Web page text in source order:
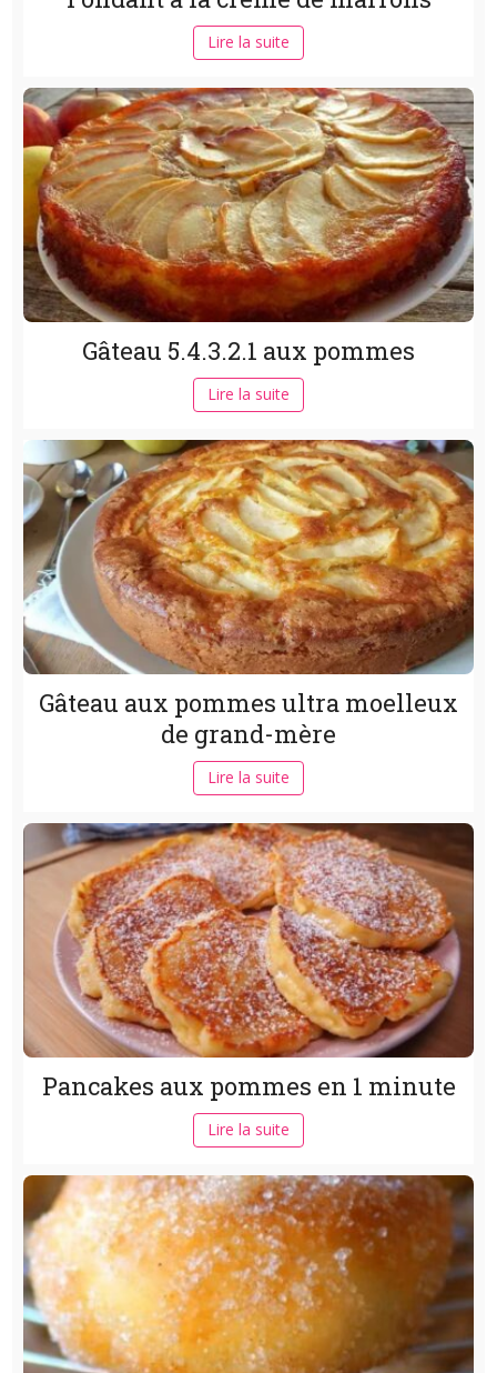
Lire la suite
Gâteau 5.4.3.2.1 aux pommes
Lire la suite
Gâteau aux pommes ultra moelleux
de grand-mère
Lire la suite
Pancakes aux pommes en 1 minute
Lire la suite